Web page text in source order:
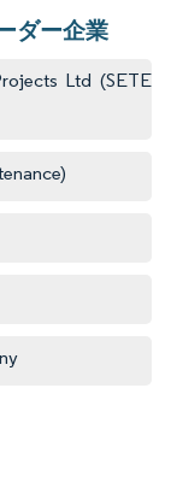
ダー企業
Ltd (SETE